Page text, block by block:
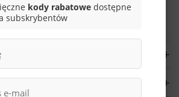
internetowych przy zamówieniu od70,00 zł
kody rabatowe dostępne
subskrybentów